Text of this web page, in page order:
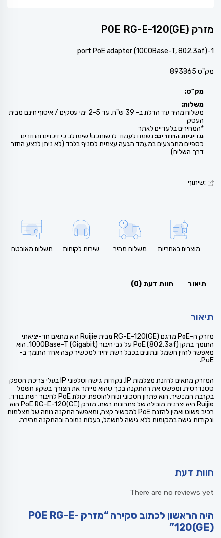
מזרק POE RG-E-120(GE)
1-port PoE adapter (1000Base-T, 802.3af)
מק"ט 893865
מק"ט:
משלוח:
משלוח מהיר עד הדלת ב- 39 ש"ח. עד 2-5 ימי עסקים / איסוף חינם מבית
העסק
*המחירים בלעדיים לאתר
מדיניות החזרים: נשמח לעמוד לרשותכם! שימו לב כי זיכויים והחזרים
כספיים מתבצעים במעמד הגעה עצמית לסניף בלבד (לא ניתן לבצע החזר
דרך השליח)
:שיתוף
מוצרים באחריות משלוח מהיר שירות לקוחות תשלום מאובטח
תיאור חוות דעת (0)
תיאור
מזרק ה-PoE מדגם RG-E-120(GE) מבית Ruijie הוא מתאם חד-יציאתי
התומך בתקן PoE (802.3af) על גבי חיבור 1000Base-T (Gigabit). הוא
מאפשר להזין חשמל ונתונים בכבל רשת יחיד למכשיר קצה אחד התומך ב-
PoE.
המזרק מתאים להזנת מצלמות IP, נקודות גישה וטלפוני IP בעלי צריכת הספק
סטנדרטית, ומפשט את ההתקנה בכך שהוא מייתר את הצורך בשקע חשמל
בקרבת המכשיר. הוא פתרון חסכוני ונוח להוספת יכולת PoE לחיבור רשת בודד.
Ruijie היא יצרנית מובילה של פתרונות רשת. מזרק PoE RG-E-120(GE) הוא
רכיב פשוט ואמין להזנת PoE למכשיר קצה, ומאפשר התקנה נוחה של מצלמות
ונקודות גישה במקומות ללא גישה לחשמל, בעלות נמוכה ובהתקנה מהירה.
חוות דעת
There are no reviews yet
היה הראשון לכתוב סקירה “מזרק POE RG-E-
120(GE)”